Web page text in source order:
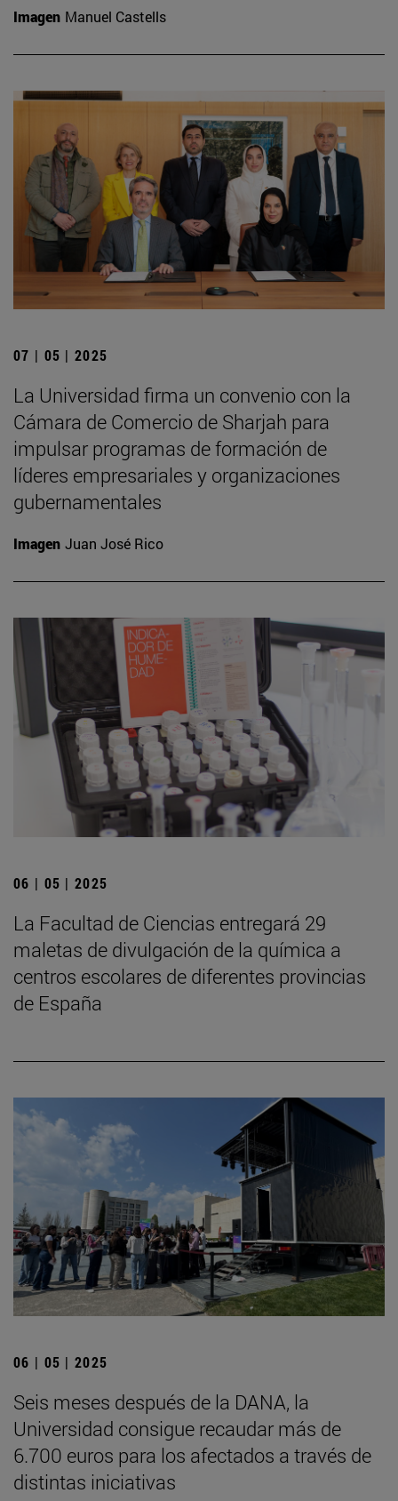
Imagen Manuel Castells
07 | 05 | 2025
La Universidad firma un convenio con la
Cámara de Comercio de Sharjah para
impulsar programas de formación de
líderes empresariales y organizaciones
gubernamentales
Imagen Juan José Rico
06 | 05 | 2025
La Facultad de Ciencias entregará 29
maletas de divulgación de la química a
centros escolares de diferentes provincias
de España
06 | 05 | 2025
Seis meses después de la DANA, la
Universidad consigue recaudar más de
6.700 euros para los afectados a través de
distintas iniciativas